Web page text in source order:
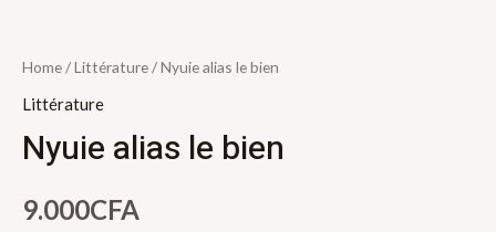
Home/Littérature/ Nyuie alias le bien
Littérature
Nyuie alias le bien
9.000CFA